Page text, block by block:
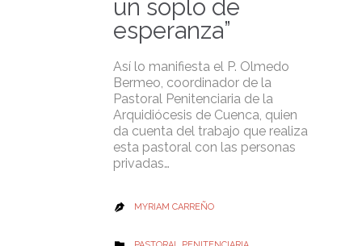
un soplo de
esperanza”
Así lo manifiesta el P. Olmedo
Bermeo, coordinador de la
Pastoral Penitenciaria de la
Arquidiócesis de Cuenca, quien
da cuenta del trabajo que realiza
esta pastoral con las personas
privadas…
 MYRIAM CARREÑO
CATEGORY